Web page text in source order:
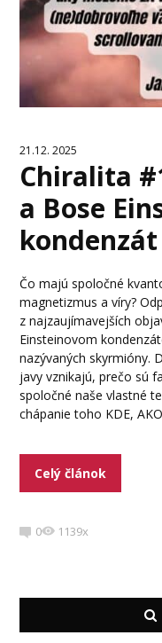
21.12. 2025
Chiralita
a Bose
kondenzát
Čo majú spoločné
magnetizmus a víry?
z najzaujímavejších
Einsteinovom
nazývaných skyrmióny.
javy vznikajú, prečo sú
spoločné naše vlastné
chápanie toho KDE,
Celý článok
0 1139x